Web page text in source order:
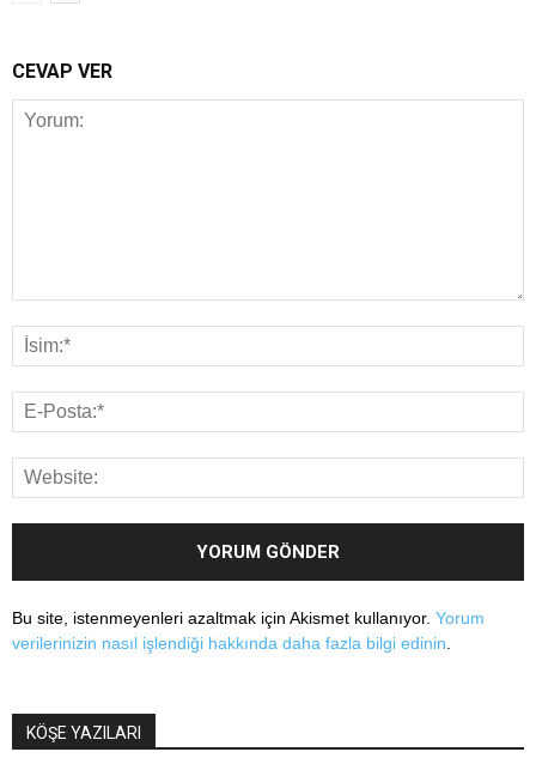
CEVAP VER
Bu site, istenmeyenleri azaltmak için Akismet kullanıyor. Yorum
verilerinizin nasıl işlendiği hakkında daha fazla bilgi edinin.
KÖŞE YAZILARI